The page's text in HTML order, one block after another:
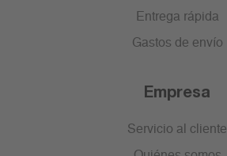
Entrega rápida
Gastos de envío
Empresa
Servicio al cliente